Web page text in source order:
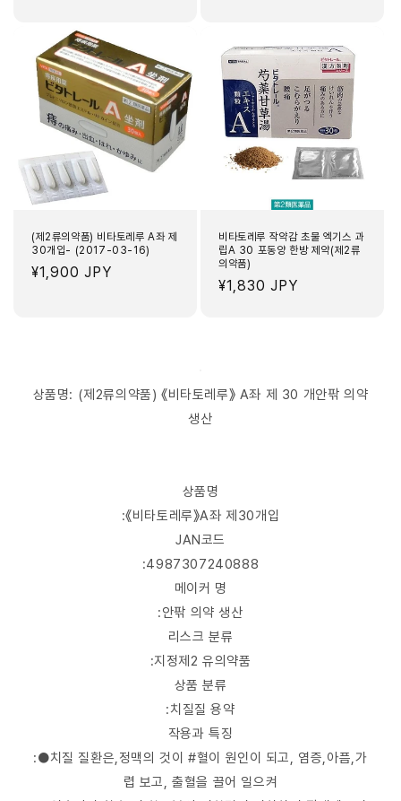
(제2류의약품) 비타토레루 A좌 제
30개입- (2017-03-16)
정
¥1,900 JPY
비타토레루 작약감 초물 엑기스 과
립A 30 포동양 한방 제약(제2류
의약품)
정
¥1,830 JPY
상품명: (제2류의약품) 《비타토레루》 A좌 제 30 개안팎 의약
생산
상품명
:《비타토레루》A좌 제30개입
JAN코드
:4987307240888
메이커 명
:안팎 의약 생산
리스크 분류
:지정제2 유의약품
상품 분류
:치질질 용약
작용과 특징
:●치질 질환은,정맥의 것이 #혈이 원인이 되고, 염증,아픔,가
렵 보고, 출혈을 끌어 일으켜